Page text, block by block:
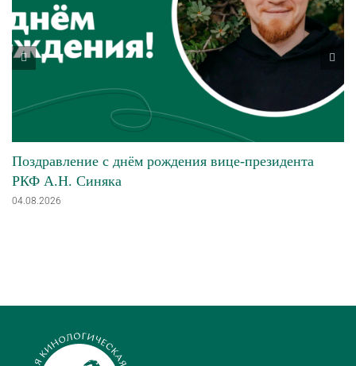
Поздравление с днём рождения вице-президента
РКФ А.Н. Синяка
04.08.2026